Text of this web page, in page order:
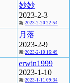
妙妙
2023-2-3
新:2023-2-20 22:54
月落
2023-2-9
新:2023-2-10 16:49
erwin1999
2023-1-10
新:2023-1-11 09:34